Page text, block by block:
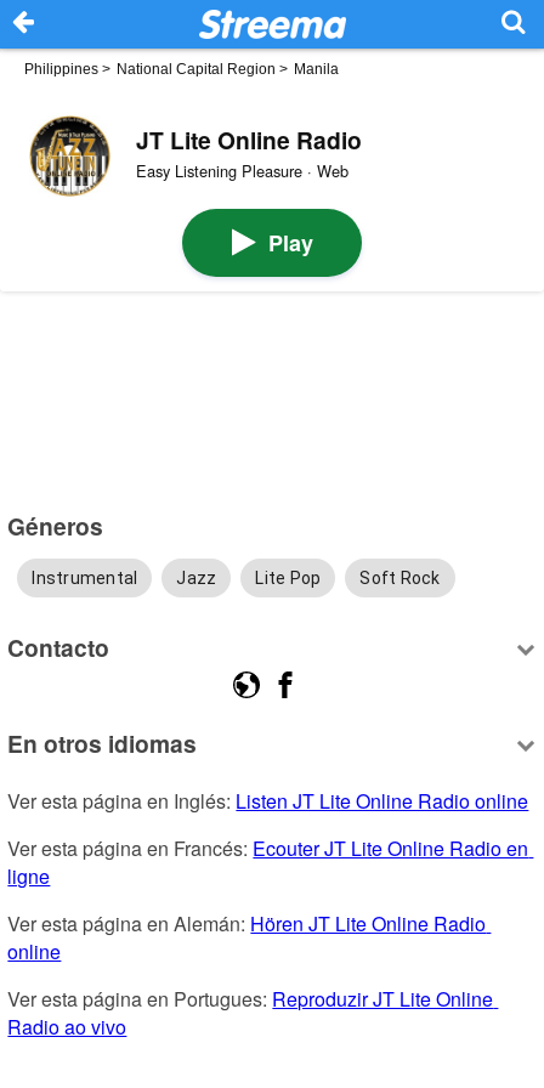
Philippines > National Capital Region > Manila
JT Lite Online Radio
Easy Listening Pleasure · Web
Play
Géneros
Instrumental Jazz Lite Pop Soft Rock
Contacto
En otros idiomas
Ver esta página en Inglés: Listen JT Lite Online Radio online
Ver esta página en Francés: Ecouter JT Lite Online Radio en
ligne
Ver esta página en Alemán: Hören JT Lite Online Radio
online
Ver esta página en Portugues: Reproduzir JT Lite Online
Radio ao vivo